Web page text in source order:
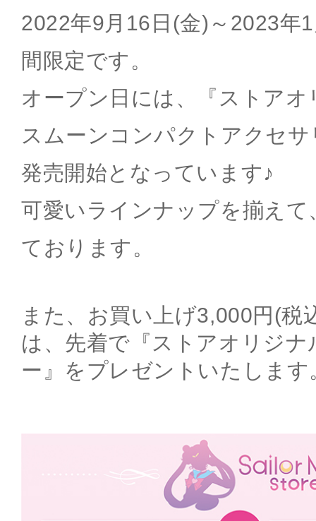
2022年9月16日(金)～2023年
間限定です。
オープン日には、『ストア
スムーンコンパクトアクセ
発売開始となっています♪
可愛いラインナップを揃えて
ております。
また、お買い上げ3,000円(税
は、先着で『ストアオリジ
ー』をプレゼントいたします